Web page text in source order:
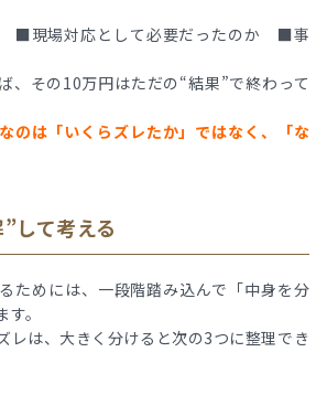
■現場対応として必要だったのか ■事
、その10万円はただの“結果”で終わって
のは「いくらズレたか」ではなく、「な
して考える
ためには、一段階踏み込んで「中身を分
。
レは、大きく分けると次の3つに整理でき